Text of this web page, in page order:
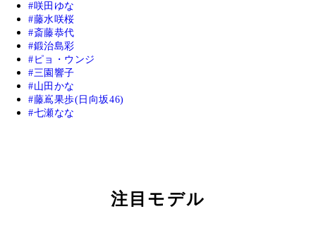
咲田ゆな
藤水咲桜
斎藤恭代
鍛治島彩
ピョ・ウンジ
三園響子
山田かな
藤嶌果歩(日向坂46)
七瀬なな
注目モデル